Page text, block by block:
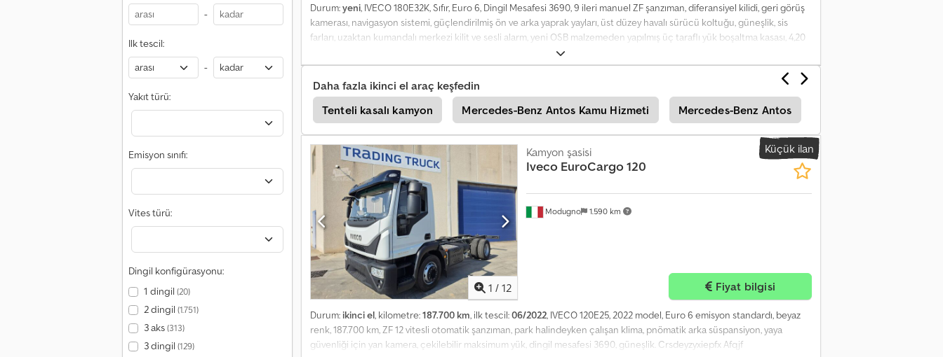
-
Ilk tescil:
-
Yakıt türü:
Emisyon sınıfı:
Vites türü:
Dingil konfigürasyonu:
1 dingil (20)
2 dingil (1.751)
3 aks(313)
3 dingil (129)
0
1
8
5
8
5
7
Durum:yeni, IVECO 180E32K, Sıfır, Euro 6, Dingil Mesafesi 3690, 9 ileri manuel ZF şanzıman, diferansiyel kilidi, geri görüş
kamerası, navigasyon sistemi, güçlendirilmiş ön ve arka yaprak yayları, üst düzey havalı sürücü koltuğu, güneşlik, sis
farları, uzaktan kumandalı merkezi kilit ve sesli alarm, yeni OSB malzemeden yapılmış üç taraflı yük boşaltma kasası, 4,20
m uzunluk, yeni PM marka 23025 vinç, 5 uzatma kollu, radyo kumandalı. Cjdszru Svopfx Afqerf
Daha fazla ikinci el araç keşfedin
Tenteli kasalı kamyon
Mercedes-Benz Antos Kamu Hizmeti Mercedes-Benz Antos
Daf Lf Daf Lf Kamu Hizmeti
Küçük ilan
1 / 12
Modugno 1.590 km
Kamyon şasisi
Iveco EuroCargo 120
Fiyat bilgisi
Durum: ikinci el, kilometre:187.700 km, ilk tescil:06/2022, IVECO 120E25, 2022 model, Euro 6 emisyon standardı, beyaz
renk, 187.700 km, ZF 12 vitesli otomatik şanzıman, park halindeyken çalışan klima, pnömatik arka süspansiyon, yaya
güvenliği için yan kamera, çekilebilir maksimum yük, dingil mesafesi 3690, güneşlik. Crsdeyzyxiepfx Afqjf